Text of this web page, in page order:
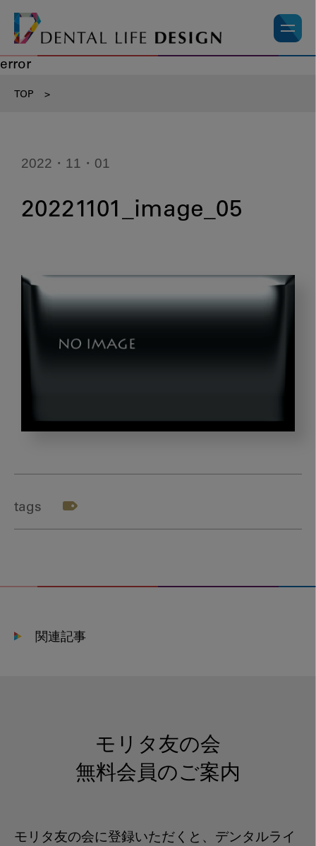
error
TOP >
2022・11・01
20221101_image_05
tags
関連記事
モリタ友の会
無料会員のご案内
モリタ友の会に登録いただくと、デンタルライ